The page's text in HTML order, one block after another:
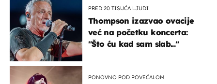
PRED 20 TISUĆA LJUDI
Thompson izazvao ovacije
već na početku koncerta:
"Što ću kad sam slab..."
PONOVNO POD POVEĆALOM